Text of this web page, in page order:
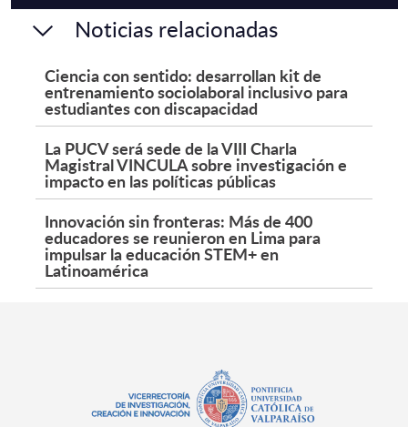
Noticias relacionadas
Ciencia con sentido: desarrollan kit de
entrenamiento sociolaboral inclusivo para
estudiantes con discapacidad
La PUCV será sede de la VIII Charla
Magistral VINCULA sobre investigación e
impacto en las políticas públicas
Innovación sin fronteras: Más de 400
educadores se reunieron en Lima para
impulsar la educación STEM+ en
Latinoamérica